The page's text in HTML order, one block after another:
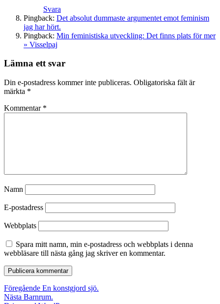
Svara
Pingback: Det absolut dummaste argumentet emot feminism
jag har hört.
Pingback: Min feministiska utveckling: Det finns plats för mer
» Visselpaj
Lämna ett svar
Din e-postadress kommer inte publiceras. Obligatoriska fält är
märkta *
Kommentar *
Namn
E-postadress
Webbplats
Spara mitt namn, min e-postadress och webbplats i denna
webbläsare till nästa gång jag skriver en kommentar.
Inläggsnavigering
Föregående Föregående
inlägg:
En konstgjord sjö.
Nästa Nästa
Barnrum.